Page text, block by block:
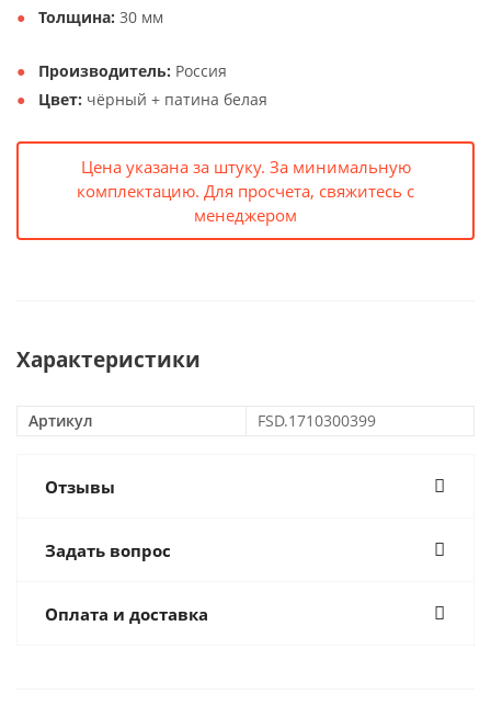
Толщина: 30 мм
Производитель: Россия
Цвет: чёрный + патина белая
Цена указана за штуку. За минимальную
комплектацию. Для просчета, свяжитесь с
менеджером
Характеристики
Артикул FSD.1710300399
Отзывы
Задать вопрос
Оплата и доставка